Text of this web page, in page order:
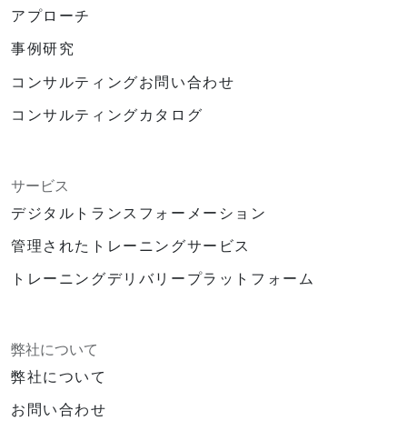
アプローチ
事例研究
コンサルティングお問い合わせ
コンサルティングカタログ
サービス
デジタルトランスフォーメーション
管理されたトレーニングサービス
トレーニングデリバリープラットフォーム
弊社について
弊社について
お問い合わせ